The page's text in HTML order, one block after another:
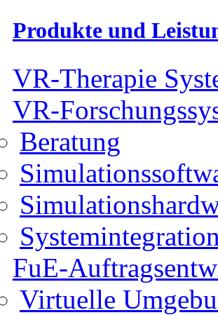
Produkte und
VR-Therapie
VR-
Beratung
Systemintegration
FuE-
Virtuelle